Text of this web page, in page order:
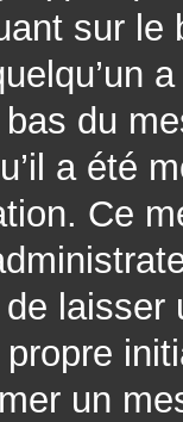
sur le
du
a été
Ce
laisser
propre
un